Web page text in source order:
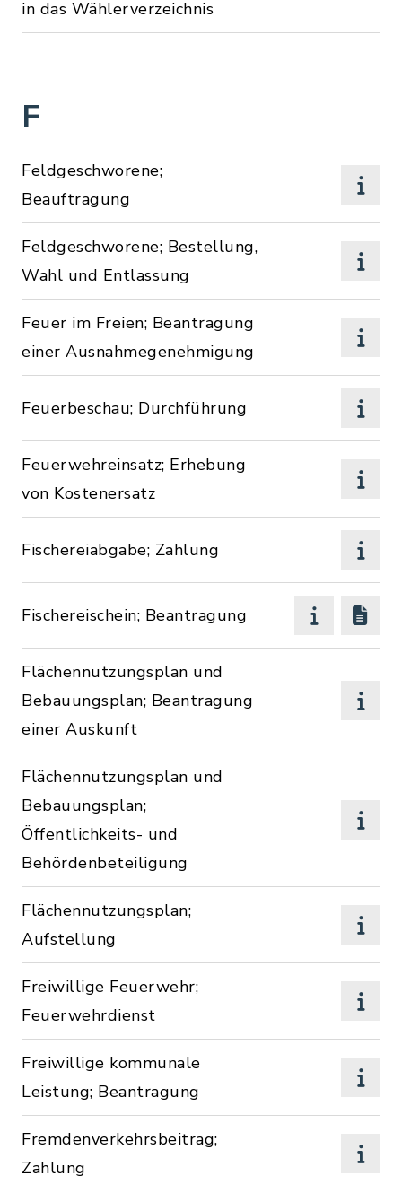
in das Wählerverzeichnis
F
Feldgeschworene;
Beauftragung
Feldgeschworene; Bestellung,
Wahl und Entlassung
Feuer im Freien; Beantragung
einer Ausnahmegenehmigung
Feuerbeschau; Durchführung
Feuerwehreinsatz; Erhebung
von Kostenersatz
Fischereiabgabe; Zahlung
Fischereischein; Beantragung
Flächennutzungsplan und
Bebauungsplan; Beantragung
einer Auskunft
Flächennutzungsplan und
Bebauungsplan;
Öffentlichkeits- und
Behördenbeteiligung
Flächennutzungsplan;
Aufstellung
Freiwillige Feuerwehr;
Feuerwehrdienst
Freiwillige kommunale
Leistung; Beantragung
Fremdenverkehrsbeitrag;
Zahlung